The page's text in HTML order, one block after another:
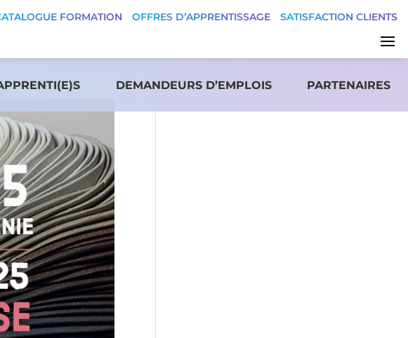
FORMATION OFFRES D’APPRENTISSAGE SATISFACTION CLIENTS
DEMANDEURS D’EMPLOIS PARTENAIRES